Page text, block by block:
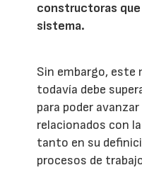
constructoras
sistema.
Sin embargo,
todavía debe
para poder
relacionados con
tanto en su
procesos de